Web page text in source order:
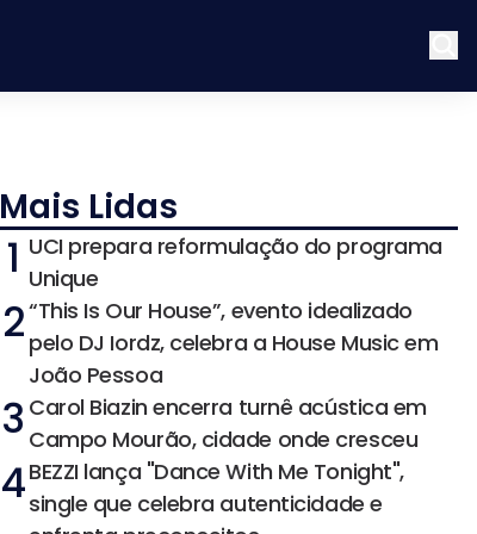
Mais Lidas
1 UCI prepara reformulação do programa
Unique
2“This Is Our House”, evento idealizado
pelo DJ Iordz, celebra a House Music em
João Pessoa
3 Carol Biazin encerra turnê acústica em
Campo Mourão, cidade onde cresceu
4BEZZI lança "Dance With Me Tonight",
single que celebra autenticidade e